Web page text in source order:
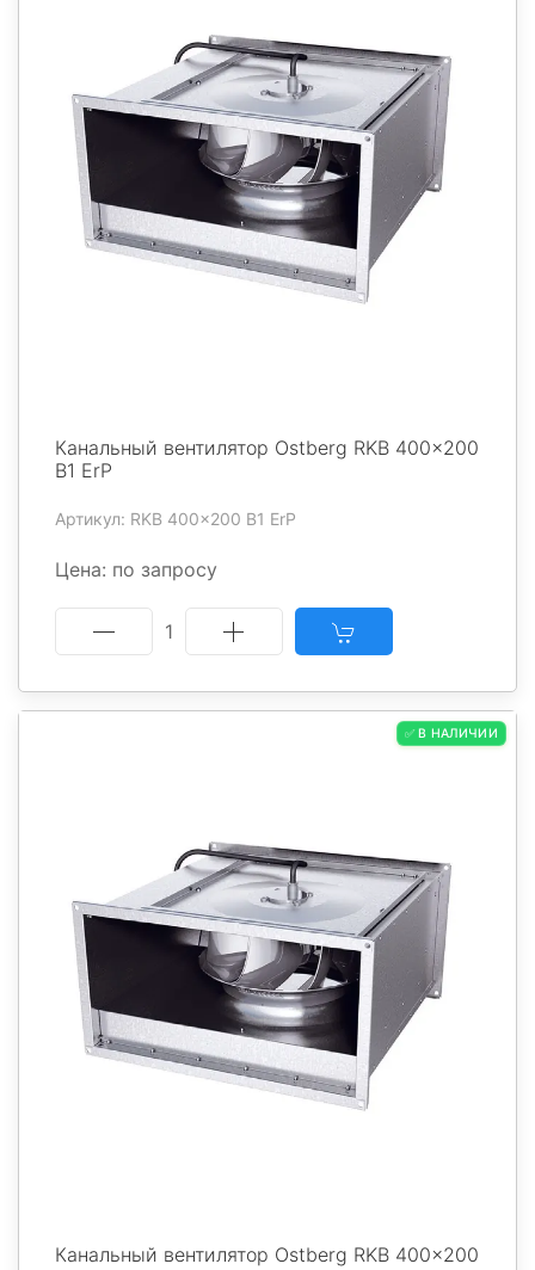
Канальный вентилятор Ostberg RKB 400x200
B1 ErP
Артикул: RKB 400x200 B1 ErP
Цена: по запросу
1
✅ В НАЛИЧИИ
Канальный вентилятор Ostberg RKB 400x200